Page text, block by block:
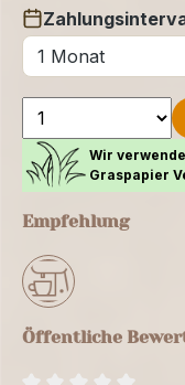
auswählen
Wir
Graspapier
Empfehlung
Öffentliche